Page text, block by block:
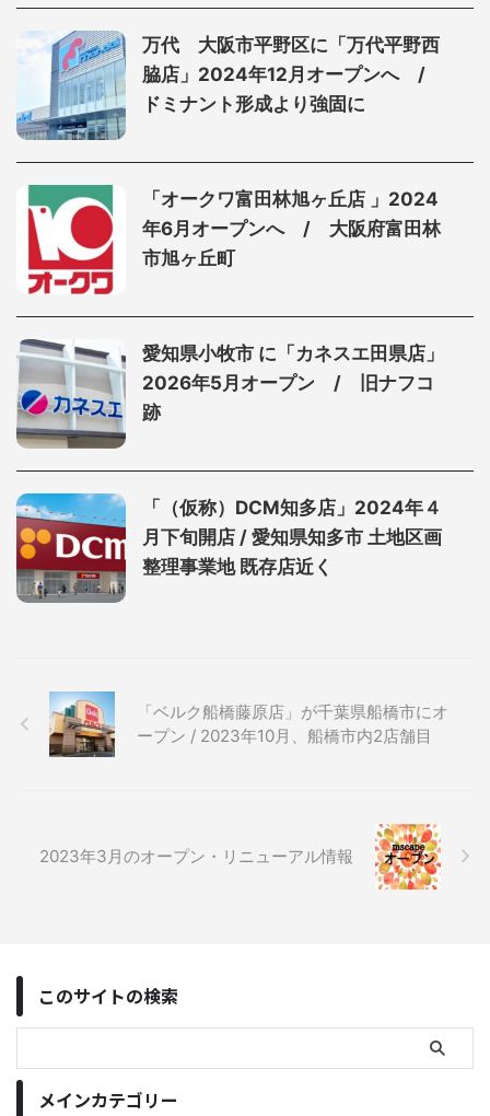
万代 大阪市平野区に「万代平野西
脇店」2024年12月オープンへ /
ドミナント形成より強固に
「オークワ富田林旭ヶ丘店 」2024
年6月オープンへ / 大阪府富田林
市旭ヶ丘町
愛知県小牧市 に「カネスエ田県店」
2026年5月オープン / 旧ナフコ
跡
「（仮称）DCM知多店」2024年４
月下旬開店 / 愛知県知多市 土地区画
整理事業地 既存店近く
「ベルク船橋藤原店」が千葉県船橋市にオ
ープン / 2023年10月、船橋市内2店舗目
2023年3月のオープン・リニューアル情報
このサイトの検索
メインカテゴリー